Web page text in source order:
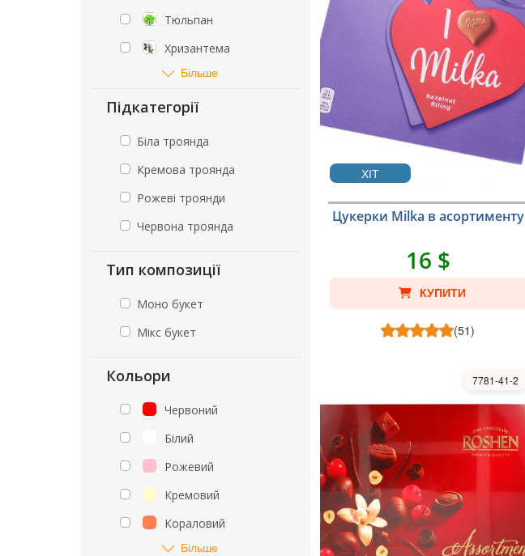
Тюльпан
Хризантема
Більше
Підкатегорії
Біла троянда
Кремова троянда
Рожеві троянди
Червона троянда
Тип композиції
Моно букет
Мікс букет
Кольори
Червоний
Білий
Рожевий
Кремовий
Кораловий
Більше
ХІТ
Цукерки Milka в асортименту
16 $
КУПИТИ
(51)
7781-41-2